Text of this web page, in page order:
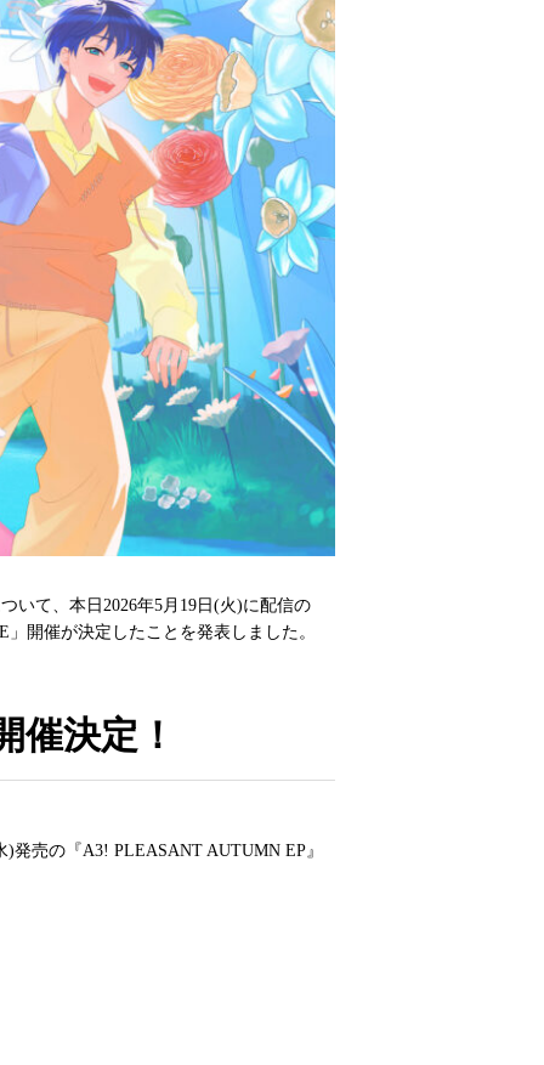
いて、本日2026年5月19日(火)に配信の
開催が決定したことを発表しました。
催決定！
発売の『A3! PLEASANT AUTUMN EP』